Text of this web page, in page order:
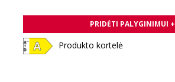
PRIDĖTI PALYGINIMUI +
Produkto kortelė